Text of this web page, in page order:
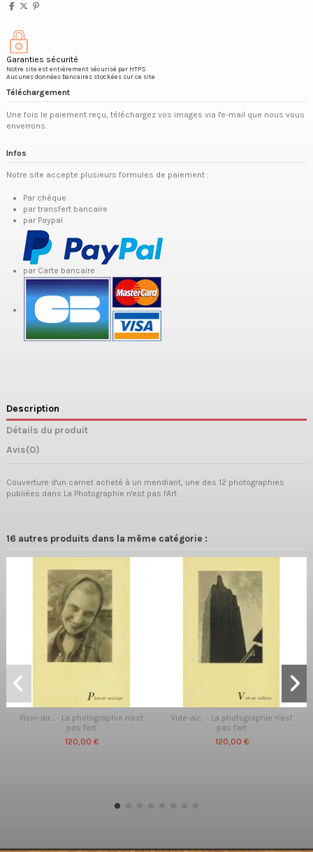
Garanties sécurité
Notre site est entièrement sécurisé par HTPS
Aucunes données bancaires stockées sur ce site
Téléchargement
Une fois le paiement reçu, téléchargez vos images via l'e-mail que nous vous
enverrons.
Infos
Notre site accepte plusieurs formules de paiement :
Par chèque
par transfert bancaire
par Paypal
par Carte bancaire
Description
Détails du produit
Avis(0)
Couverture d'un carnet acheté à un mendiant, une des 12 photographies
publiées dans La Photographie n'est pas l'Art
16 autres produits dans la même catégorie :
Plein-air... - La photographie n'est
pas l'art
120,00 €
Vide-air... - La photographie n'est
pas l'art
120,00 €